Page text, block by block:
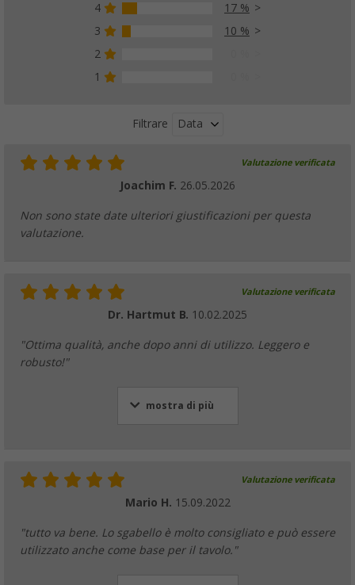
4
17 %
3
10 %
2
1
Filtrare Data
Valutazione verificata
Joachim F. 26.05.2026
Non sono state date ulteriori giustificazioni per questa
valutazione.
Valutazione verificata
Dr. Hartmut B. 10.02.2025
"Ottima qualità, anche dopo anni di utilizzo. Leggero e
robusto!"
mostra di più
Valutazione verificata
Mario H. 15.09.2022
"tutto va bene. Lo sgabello è molto consigliato e può essere
utilizzato anche come base per il tavolo."